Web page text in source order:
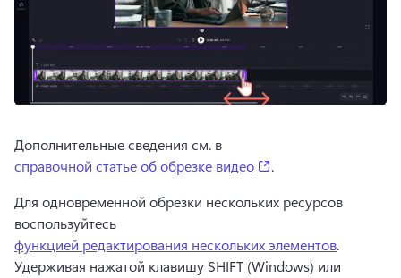
Дополнительные сведения см. в
справочной статье об обрезке видео
.
Для одновременной обрезки нескольких ресурсов
воспользуйтесь
функцией редактирования нескольких элементов
Удерживая нажатой клавишу SHIFT (Windows) или